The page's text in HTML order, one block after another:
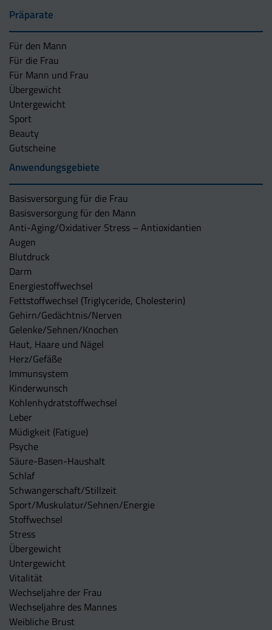
Präparate
Für den Mann
Für die Frau
Für Mann und Frau
Übergewicht
Untergewicht
Sport
Beauty
Gutscheine
Anwendungsgebiete
Basisversorgung für die Frau
Basisversorgung für den Mann
Anti-Aging/Oxidativer Stress – Antioxidantien
Augen
Blutdruck
Darm
Energiestoffwechsel
Fettstoffwechsel (Triglyceride, Cholesterin)
Gehirn/Gedächtnis/Nerven
Gelenke/Sehnen/Knochen
Haut, Haare und Nägel
Herz/Gefäße
Immunsystem
Kinderwunsch
Kohlenhydratstoffwechsel
Leber
Müdigkeit (Fatigue)
Psyche
Säure-Basen-Haushalt
Schlaf
Schwangerschaft/Stillzeit
Sport/Muskulatur/Sehnen/Energie
Stoffwechsel
Stress
Übergewicht
Untergewicht
Vitalität
Wechseljahre der Frau
Wechseljahre des Mannes
Weibliche Brust